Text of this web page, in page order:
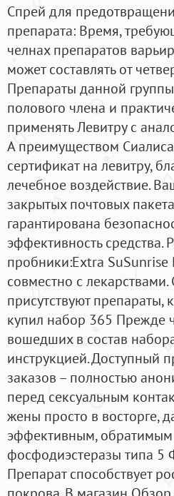
Спрей для
препарата: Время,
челнах препаратов
может составлять от
Препараты данной
полового члена и
применять Левитру с
А преимуществом
сертификат на левитру,
лечебное воздействие.
закрытых почтовых
гарантирована
эффективность
пробники:Extra SuSunrise
совместно с
присутствуют
купил набор 365 Прежде
вошедших в состав
инструкцией. Доступный
заказов – полностью
перед сексуальным
жены просто в восторге,
эффективным,
фосфодиэстеразы типа
Препарат способствует